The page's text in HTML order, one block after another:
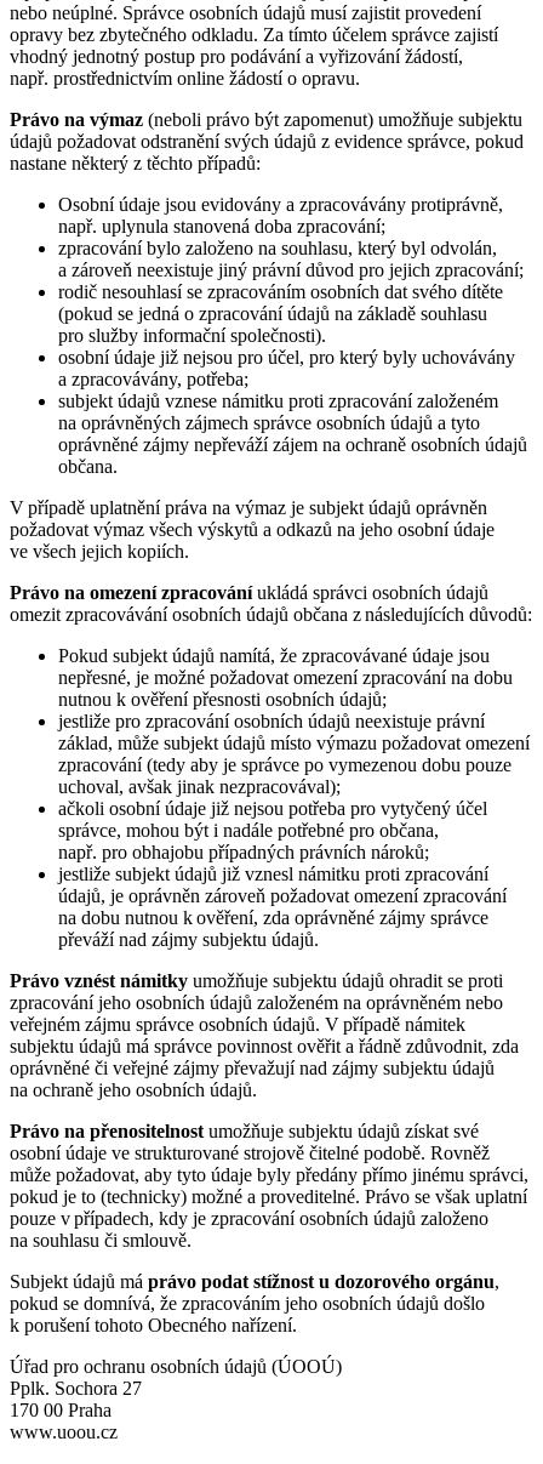
nebo neúplné. Správce osobních údajů musí zajistit provedení
opravy bez zbytečného odkladu. Za tímto účelem správce zajistí
vhodný jednotný postup pro podávání a vyřizování žádostí,
např. prostřednictvím online žádostí o opravu.
Právo na výmaz (neboli právo být zapomenut) umožňuje subjektu
údajů požadovat odstranění svých údajů z evidence správce, pokud
nastane některý z těchto případů:
Osobní údaje jsou evidovány a zpracovávány protiprávně,
např. uplynula stanovená doba zpracování;
zpracování bylo založeno na souhlasu, který byl odvolán,
a zároveň neexistuje jiný právní důvod pro jejich zpracování;
rodič nesouhlasí se zpracováním osobních dat svého dítěte
(pokud se jedná o zpracování údajů na základě souhlasu
pro služby informační společnosti).
osobní údaje již nejsou pro účel, pro který byly uchovávány
a zpracovávány, potřeba;
subjekt údajů vznese námitku proti zpracování založeném
na oprávněných zájmech správce osobních údajů a tyto
oprávněné zájmy nepřeváží zájem na ochraně osobních údajů
občana.
V případě uplatnění práva na výmaz je subjekt údajů oprávněn
požadovat výmaz všech výskytů a odkazů na jeho osobní údaje
ve všech jejich kopiích.
Právo na omezení zpracováníukládá správci osobních údajů
omezit zpracovávání osobních údajů občana z následujících důvodů:
Pokud subjekt údajů namítá, že zpracovávané údaje jsou
nepřesné, je možné požadovat omezení zpracování na dobu
nutnou k ověření přesnosti osobních údajů;
jestliže pro zpracování osobních údajů neexistuje právní
základ, může subjekt údajů místo výmazu požadovat omezení
zpracování (tedy aby je správce po vymezenou dobu pouze
uchoval, avšak jinak nezpracovával);
ačkoli osobní údaje již nejsou potřeba pro vytyčený účel
správce, mohou být i nadále potřebné pro občana,
např. pro obhajobu případných právních nároků;
jestliže subjekt údajů již vznesl námitku proti zpracování
údajů, je oprávněn zároveň požadovat omezení zpracování
na dobu nutnou k ověření, zda oprávněné zájmy správce
převáží nad zájmy subjektu údajů.
Právo vznést námitky umožňuje subjektu údajů ohradit se proti
zpracování jeho osobních údajů založeném na oprávněném nebo
veřejném zájmu správce osobních údajů. V případě námitek
subjektu údajů má správce povinnost ověřit a řádně zdůvodnit, zda
oprávněné či veřejné zájmy převažují nad zájmy subjektu údajů
na ochraně jeho osobních údajů.
Právo na přenositelnost umožňuje subjektu údajů získat své
osobní údaje ve strukturované strojově čitelné podobě. Rovněž
může požadovat, aby tyto údaje byly předány přímo jinému správci,
pokud je to (technicky) možné a proveditelné. Právo se však uplatní
pouze v případech, kdy je zpracování osobních údajů založeno
na souhlasu či smlouvě.
Subjekt údajů má právo podat stížnost u dozorového orgánu,
pokud se domnívá, že zpracováním jeho osobních údajů došlo
k porušení tohoto Obecného nařízení.
Úřad pro ochranu osobních údajů (ÚOOÚ)
Pplk. Sochora 27
170 00 Praha
www.uoou.cz